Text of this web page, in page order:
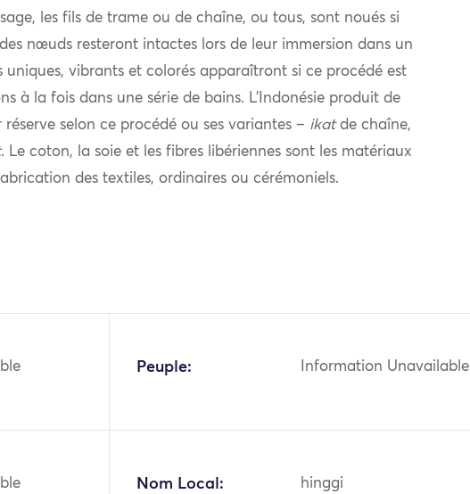
les fils de trame ou de chaîne, ou tous, sont noués si
nœuds resteront intactes lors de leur immersion dans un
uniques, vibrants et colorés apparaîtront si ce procédé est
à la fois dans une série de bains. L’Indonésie produit de
selon ce procédé ou ses variantes – ikatde chaîne,
. Le coton, la soie et les fibres libériennes sont les matériaux
des textiles, ordinaires ou cérémoniels.
Peuple: Information Unavailable
Nom Local: hinggi